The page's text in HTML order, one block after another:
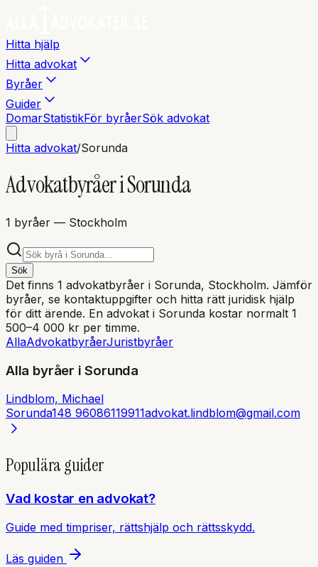
Hitta hjälp
Hitta advokat
Byråer
Guider
DomarStatistikFör byråerSök advokat
Hitta advokat/Sorunda
Advokatbyråer iSorunda
1 byråer — Stockholm
Sök
Det finns 1 advokatbyråer i Sorunda, Stockholm. Jämför
byråer, se kontaktuppgifter och hitta rätt juridisk hjälp
för ditt ärende. En advokat i Sorunda kostar normalt 1
500–4 000 kr per timme.
AllaAdvokatbyråerJuristbyråer
Alla byråer iSorunda
Lindblom, Michael
Sorunda148 96086119911advokat.lindblom@gmail.com
Populära guider
Vad kostar en advokat?
Guide med timpriser, rättshjälp och rättsskydd.
Läs guiden